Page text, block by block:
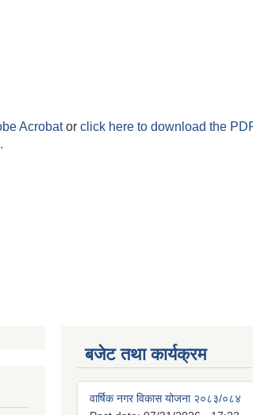
Acrobator click here to download the
बजेट तथा कार्यक्रम
वार्षिक नगर विकास योजना २०८३/०८४